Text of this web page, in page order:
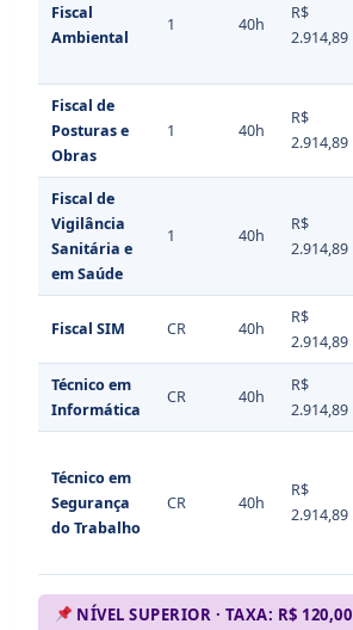
Fiscal
Ambiental
1 40h
R$
2.914,89
Fiscal de
Posturas e
Obras
1 40h
R$
2.914,89
Fiscal de
Vigilância
Sanitária e
em Saúde
1 40h
R$
2.914,89
Fiscal SIM CR 40h
R$
2.914,89
Técnico em
Informática
CR 40h
R$
2.914,89
Técnico em
Segurança
do Trabalho
CR 40h
R$
2.914,89
NÍVEL SUPERIOR · TAXA: R$ 120,00